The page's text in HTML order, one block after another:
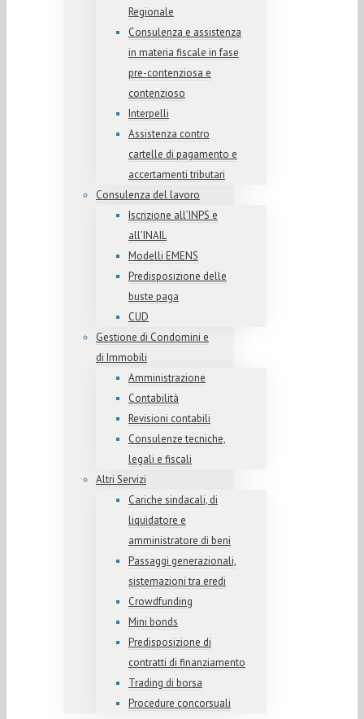
Regionale
Consulenza e assistenza
in materia fiscale in fase
pre-contenziosa e
contenzioso
Interpelli
Assistenza contro
cartelle di pagamento e
accertamenti tributari
Consulenza del lavoro
Iscrizione all’INPS e
all’INAIL
Modelli EMENS
Predisposizione delle
buste paga
CUD
Gestione di Condomini e
di Immobili
Amministrazione
Contabilità
Revisioni contabili
Consulenze tecniche,
legali e fiscali
Altri Servizi
Cariche sindacali, di
liquidatore e
amministratore di beni
Passaggi generazionali,
sistemazioni tra eredi
Crowdfunding
Mini bonds
Predisposizione di
contratti di finanziamento
Trading di borsa
Procedure concorsuali